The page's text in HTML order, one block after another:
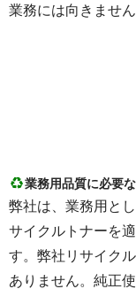
業務には向きません
業務用品質に必要
弊社は、業務用と
サイクルトナーを
す。弊社リサイク
ありません。純正